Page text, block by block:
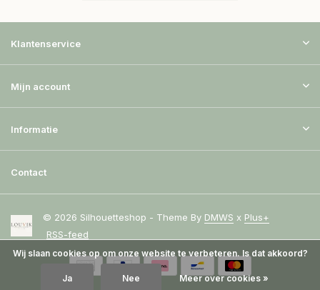
Klantenservice
Mijn account
Informatie
Contact
© 2026 Silhouetteshop - Theme By DMWS x Plus+
RSS-feed
Wij slaan cookies op om onze website te verbeteren. Is dat akkoord?
Ja Nee Meer over cookies »